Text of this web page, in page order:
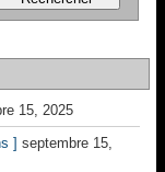
15, 2025
] septembre 15,